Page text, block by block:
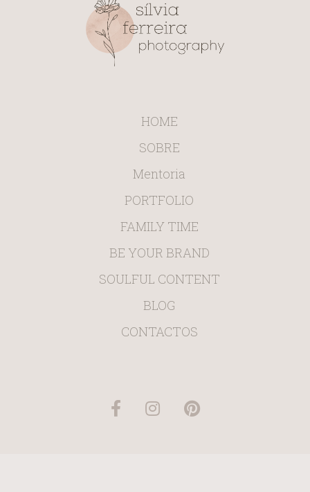
HOME
SOBRE
Mentoria
PORTFOLIO
FAMILY TIME
BE YOUR BRAND
SOULFUL CONTENT
BLOG
CONTACTOS